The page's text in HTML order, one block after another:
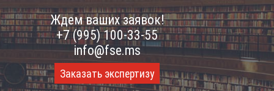
Ждем ваших заявок!
+7 (995) 100-33-55
info@fse.ms
Заказать экспертизу